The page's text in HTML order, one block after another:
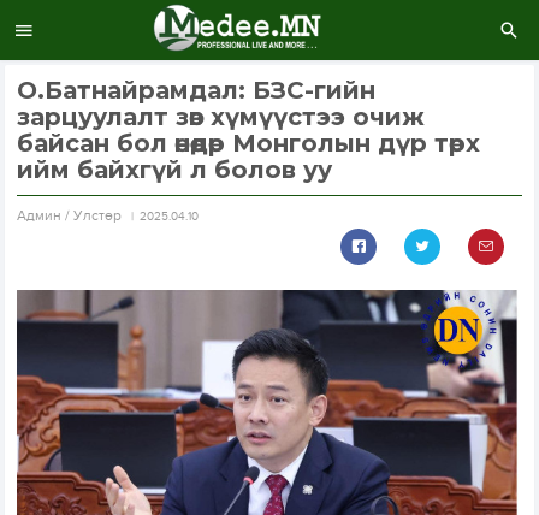
О.Батнайрамдал: БЗС-гийн
зарцуулалт зөв хүмүүстээ очиж
байсан бол өнөөдөр Монголын дүр төрх
ийм байхгүй л болов уу
Aдмин / Улстөр 2025.04.10